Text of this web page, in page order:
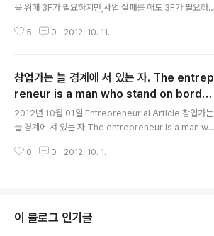
을 위해 3F가 필요하지만,사업 실패를 해도 3F가 필요하
3F를 통해 조달한다고 알려져 있다. 그 3F란, Family, Fri
자원과 도움을 통해 초기 창업기업의 기반을 마련하고, 추
가 엔젤투자 및 VC투자를 유치하여 성공을 위한 기틀을 마
련한다. 그런데, 이 3F가 창업 초기 자원조달의 성공에만
큰 영향을 미치는 것이 아니라, 사업의 실패에서도 큰 영향
을 미친다. 사업이 실패했을 경우, 창업가는 많은 위험과 책
임을 지게 되는데.. 그 파괴력은 ..
5 0 2012. 10. 11.
창업가는 늘 경계에 서 있는 자. The entrep
reneur is a man who stand on border
line. - 기업가정신 세계일주
2012년 10월 01일 Entrepreneurial Article 창업가는
늘 경계에 서 있는 자.The entrepreneur is a man wh
경계에 서 있다. 경계 [명사] (境界, border, boundary)
은 복수의 무엇을 구분짓는 것 이외에 나에게는 좀 더 색다
른 의미로 느껴진다. 경계에 서 있다는 것은 곧 무엇과 무엇
0 0 2012. 10. 1.
이 블로그 인기글